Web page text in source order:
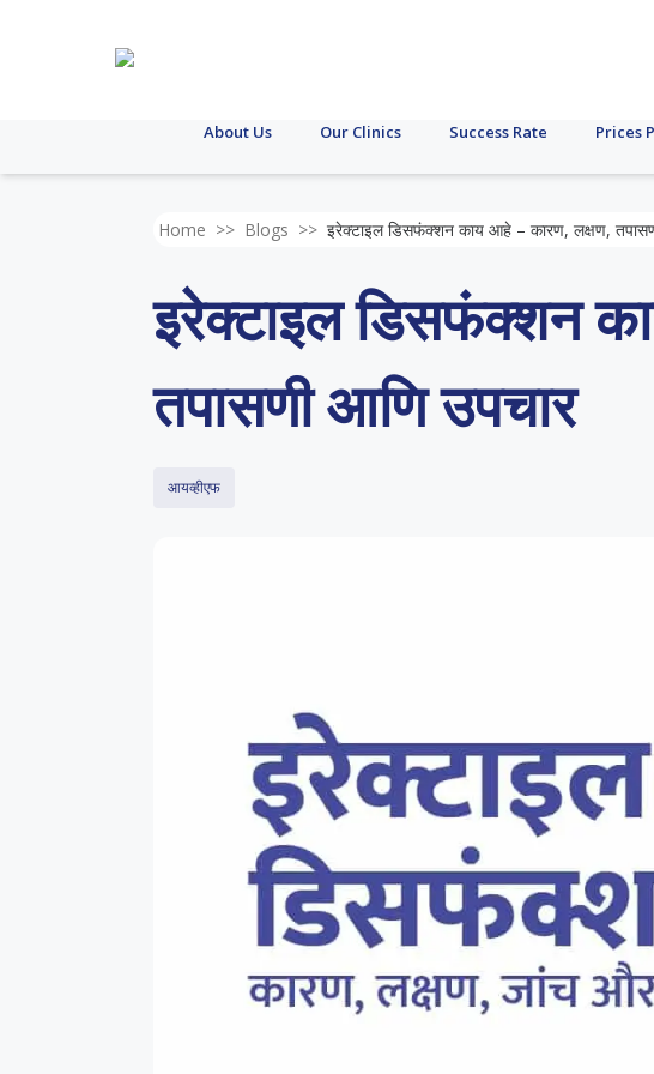
About Us Our Clinics Success Rate Prices
Home >> Blogs >> इरेक्टाइल डिसफंक्शन काय आहे – कारण, लक्षण,
इरेक्टाइल डिसफंक्शन
तपासणी आणि उपचार
आयव्हीएफ